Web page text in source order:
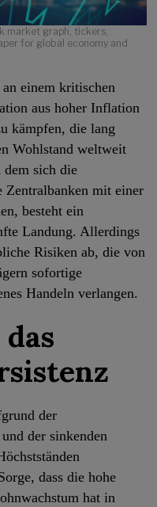
market graph, tickers,
for global economy and
einem kritischen
aus hoher Inflation
kämpfen, die lang
Wohlstand weltweit
dem sich die
Zentralbanken mit einer
besteht ein
Landung. Allerdings
Risiken ab, die von
sofortige
Handeln verlangen.
der
der sinkenden
dass die hohe
hat in